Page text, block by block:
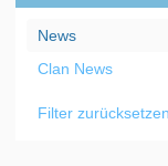
News
Clan News
Filter zurücksetzen